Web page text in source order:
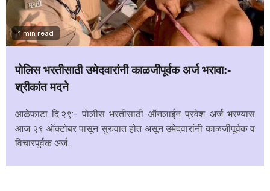
1 min read
पोलिस भरतीसाठी उमेदवारांनी काळजीपूर्वक अर्ज भरावा:-
श्रीकांत मदने
आळेफाटा दि.२९:- पोलीस भरतीसाठी ऑनलाईन प्रवेश अर्ज भरण्यास
आज २९ ऑक्टोबर पासून सुरुवात होत असून उमेदवारांनी काळजीपूर्वक व
विचारपूर्वक अर्ज...